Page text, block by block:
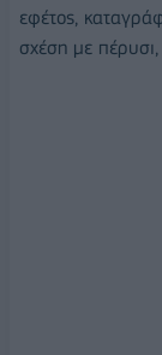
εφέτος,
σχέση με πέρυσι,